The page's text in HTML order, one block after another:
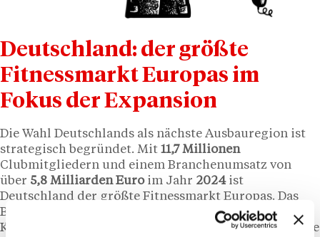
Deutschland: der größte
Fitnessmarkt Europas im
Fokus der Expansion
Die Wahl Deutschlands als nächste Ausbauregion ist
strategisch begründet. Mit 11,7 Millionen
Clubmitgliedern und einem Branchenumsatz von
über 5,8 Milliarden Euroim Jahr 2024ist
Deutschland der größte Fitnessmarkt Europas. Das
Boutique-Segment wächst dabei überproportional:
Kleinere, spezialisierte Studios verzeichnen steigende